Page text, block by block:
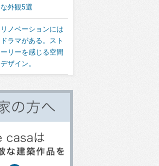
な外観5選
リノベーションには
ドラマがある。スト
ーリーを感じる空間
デザイン。